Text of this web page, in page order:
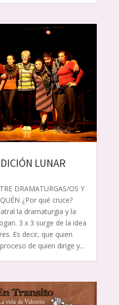
LUNAR
DRAMATURGAS/OS Y
¿Por qué cruce?
la dramaturgia y la
3 x 3 surge de la idea
Es decir, que quien
de quien dirige y...